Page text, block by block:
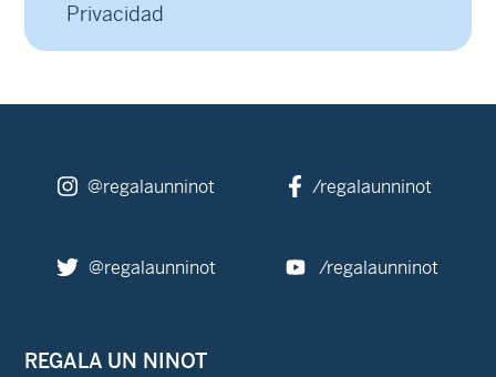
Privacidad
@regalaunninot /regalaunninot
@regalaunninot /regalaunninot
REGALA UN NINOT